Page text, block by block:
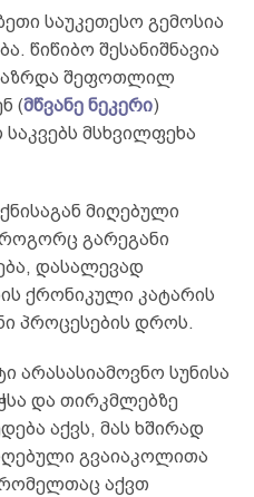
საუკეთესო გემოსია
წიწიბო შესანიშნავია
შეფოთლილ
(მწვანე ნეკერი)
მსხვილფეხა
მიღებული
გარეგანი
დასალევად
ქრონიკული კატარის
პროცესების დროს.
არასასიამოვნო სუნისა
და თირკმლებზე
აქვს, მას ხშირად
გვაიაკოლითა
აქვთ